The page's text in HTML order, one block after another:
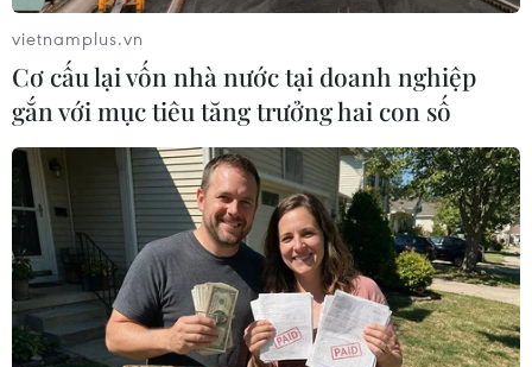
Tổng thống Thổ Nhĩ Kỳ: Hành động cô lập
Qatar là vô nhân đạo
13/06/2017 11:20
Tổng thống Recep Tayyip Erdogan đã chỉ trích hành
động cô lập kinh tế và chính trị của một số nước đối với
Qatar, cho rằng đây là hành động vô nhân đạo và đi
ngược giá trị của đạo Hồi.
vietnamplus.vn
Cơ cấu lại vốn nhà nước tại doanh nghiệp
gắn với mục tiêu tăng trưởng hai con số